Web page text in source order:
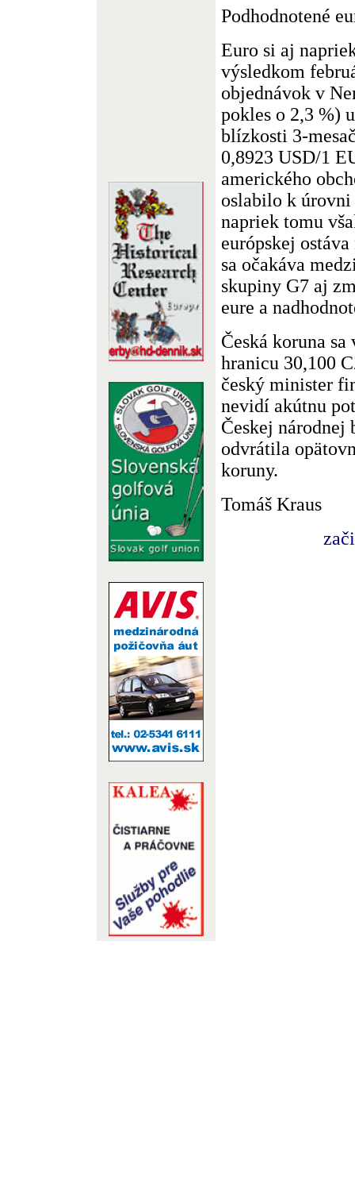
Podhodnotené
Euro si aj
výsledkom
objednávok v
pokles o 2,3 %)
blízkosti 3-
0,8923 USD/1
amerického
oslabilo k
napriek tomu
európskej
sa očakáva
skupiny G7 aj
eure a
Česká koruna
hranicu 30,100
český minister
nevidí akútnu
Českej národnej
odvrátila
koruny.
Tomáš Kraus